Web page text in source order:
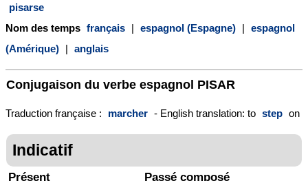
pisarse
Nom des temps français | espagnol (Espagne) | espagnol
(Amérique) | anglais
Conjugaison du verbe espagnol PISAR
Traduction française : marcher - English translation: to step on
Indicatif
Présent Passé composé